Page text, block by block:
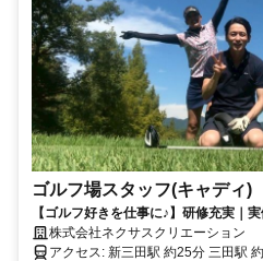
ゴルフ場スタッフ(キャディ)
【ゴルフ好きを仕事に♪】研修充実｜
万円～2.1万円
株式会社ネクサスクリエーション
アクセス: 新三田駅 約25分 三田駅